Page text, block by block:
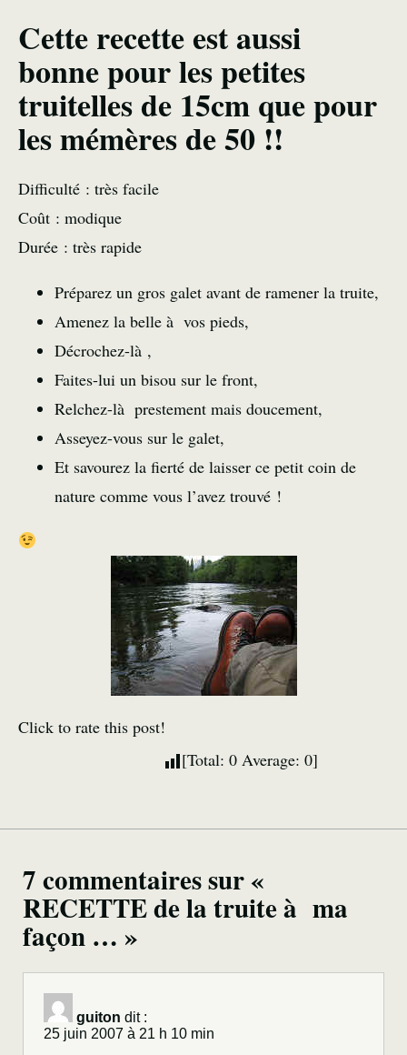
Cette recette est aussi
bonne pour les petites
truitelles de 15cm que pour
les mémères de 50 !!
Difficulté : très facile
Coût : modique
Durée : très rapide
Préparez un gros galet avant de ramener la truite,
Amenez la belle à vos pieds,
Décrochez-là ,
Faites-lui un bisou sur le front,
Relchez-là prestement mais doucement,
Asseyez-vous sur le galet,
Et savourez la fierté de laisser ce petit coin de
nature comme vous l’avez trouvé !
Click to rate this post!
[Total: 0 Average: 0]
7 commentaires sur «
RECETTE de la truite à ma
façon … »
guiton dit :
25 juin 2007 à 21 h 10 min